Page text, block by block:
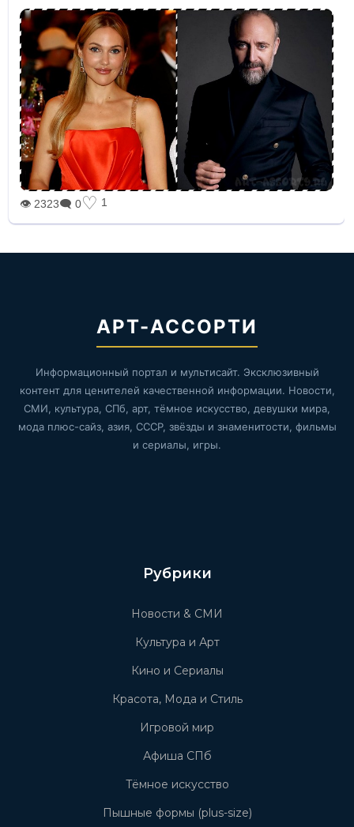
👁 2323🗨 0♡ 1
АРТ-АССОРТИ
Информационный портал и мультисайт. Эксклюзивный
контент для ценителей качественной информации. Новости,
СМИ, культура, СПб, арт, тёмное искусство, девушки мира,
мода плюс-сайз, азия, СССР, звёзды и знаменитости, фильмы
и сериалы, игры.
Рубрики
Новости & СМИ
Культура и Арт
Кино и Сериалы
Красота, Мода и Стиль
Игровой мир
Афиша СПб
Тёмное искусство
Пышные формы (plus-size)